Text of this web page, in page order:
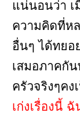
แน่นอนว่า เ
ความคิดที่ห
อื่นๆ ได้ทยอ
เสมอภาคกั
ครัวจริงๆคง
เก่งเรื่องนี้